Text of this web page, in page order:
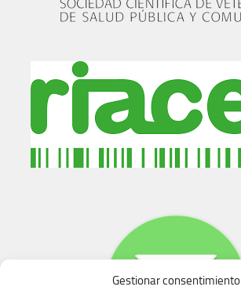
Gestionar consentimiento